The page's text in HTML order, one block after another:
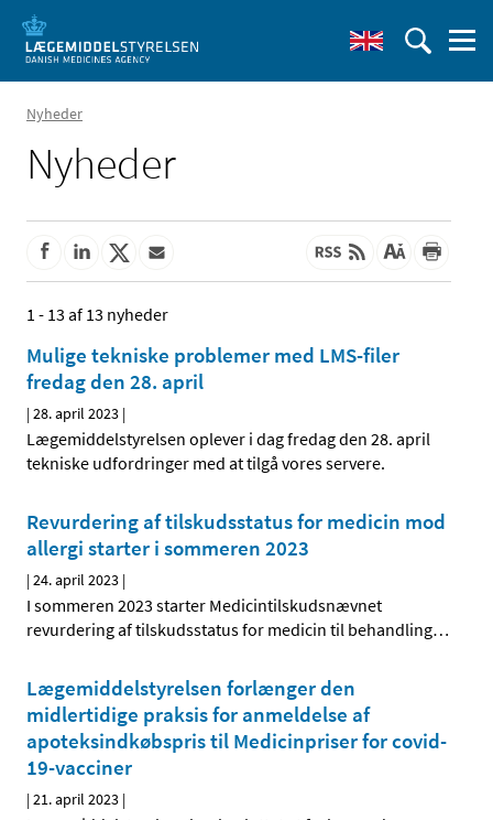
Nyheder
Nyheder
1 - 13 af 13 nyheder
Mulige tekniske problemer med LMS-filer
fredag den 28. april
|28. april 2023 |
Lægemiddelstyrelsen oplever i dag fredag den 28. april
tekniske udfordringer med at tilgå vores servere.
Revurdering af tilskudsstatus for medicin mod
allergi starter i sommeren 2023
|24. april 2023 |
I sommeren 2023 starter Medicintilskudsnævnet
revurdering af tilskudsstatus for medicin til behandling…
Lægemiddelstyrelsen forlænger den
midlertidige praksis for anmeldelse af
apoteksindkøbspris til Medicinpriser for covid-
19-vacciner
|21. april 2023 |